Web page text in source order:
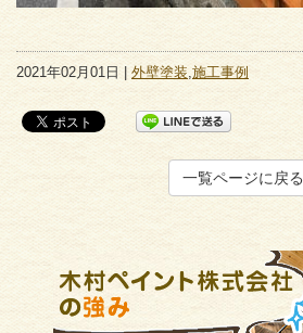
2021年02月01日 | 外壁塗装,施工事例
一覧ページに戻る